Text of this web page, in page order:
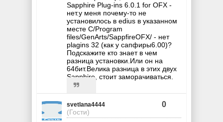
Sapphire Plug-ins 6.0.1 for OFX -
нет.у меня почему-то не
установилось в edius в указанном
месте C/Program
files/GenArts/SappfireОFХ/ - нет
plagins 32 (как у сапфиры6.00)?
Подскажите кто знает в чем
разница установки.Или он на
64бит.Велика разница в этих двух
Sapphire, стоит заморачиваться.
svetlana4444
(Гости)
0